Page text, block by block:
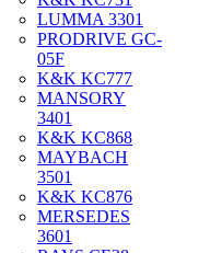
LUMMA 3301
PRODRIVE GC-
05F
K&K KC777
MANSORY
3401
K&K KC868
MAYBACH
3501
K&K KC876
MERSEDES
3601